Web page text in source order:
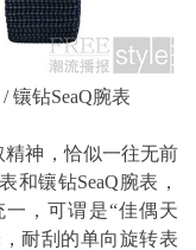
镶钻SeaQ腕表
神，恰似一往无前
和镶钻SeaQ腕表，
，可谓是“佳偶天
耐刮的单向旋转表